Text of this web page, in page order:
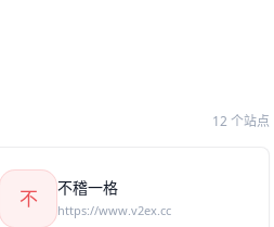
12 个站点
不 不稽一格
https://www.v2ex.cc